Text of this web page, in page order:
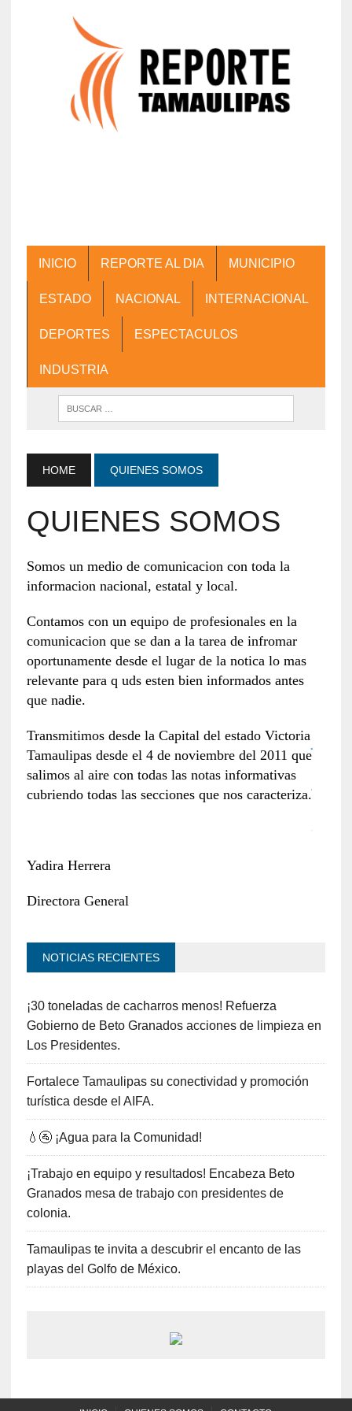
INICIO REPORTE AL DIA MUNICIPIO
ESTADO NACIONAL INTERNACIONAL
DEPORTES ESPECTACULOS
INDUSTRIA
HOME QUIENES SOMOS
QUIENES SOMOS
Somos un medio de comunicacion con toda la
informacion nacional, estatal y local.
Contamos con un equipo de profesionales en la
comunicacion que se dan a la tarea de infromar
oportunamente desde el lugar de la notica lo mas
relevante para q uds esten bien informados antes
que nadie.
Transmitimos desde la Capital del estado Victoria
Tamaulipas desde el 4 de noviembre del 2011 que
salimos al aire con todas las notas informativas
cubriendo todas las secciones que nos caracteriza.
Yadira Herrera
Directora General
NOTICIAS RECIENTES
¡30 toneladas de cacharros menos! Refuerza
Gobierno de Beto Granados acciones de limpieza en
Los Presidentes.
Fortalece Tamaulipas su conectividad y promoción
turística desde el AIFA.
💧🚰 ¡Agua para la Comunidad!
¡Trabajo en equipo y resultados! Encabeza Beto
Granados mesa de trabajo con presidentes de
colonia.
Tamaulipas te invita a descubrir el encanto de las
playas del Golfo de México.